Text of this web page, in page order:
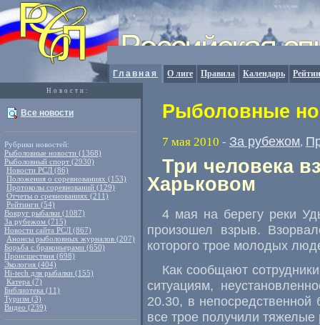
Главная О лиге Правила Календарь
Новости:
Все новости
Рубрики новостей:
Рыболовные новости (1368)
Рыболовный спорт (2930)
Новости РСЛ (86)
Положения о соревнованиях (153)
Протоколы соревнований (129)
Отчеты о сревнованиях (211)
Рейтинги (54)
Вокруг рыбалки (1087)
За рубежом (715)
Новости сайта РСЛ (867)
Анонсы рыболовных журналов (207)
Борьба с браконьерами (650)
Происшествия (698)
Экология (404)
Hi-tech для рыбалки (155)
Катера (7)
Библиотека (11)
Туризм (3)
Видео (239)
Рыболовные
7 мая 2010 - За рубежом,
Три человека
Харьковом
4 мая на берегу реки
произошел взрыв.
которого трое молодых
Как сообщают
ситуациям,
20.30, в непосредственной
все трое получили тяжелые